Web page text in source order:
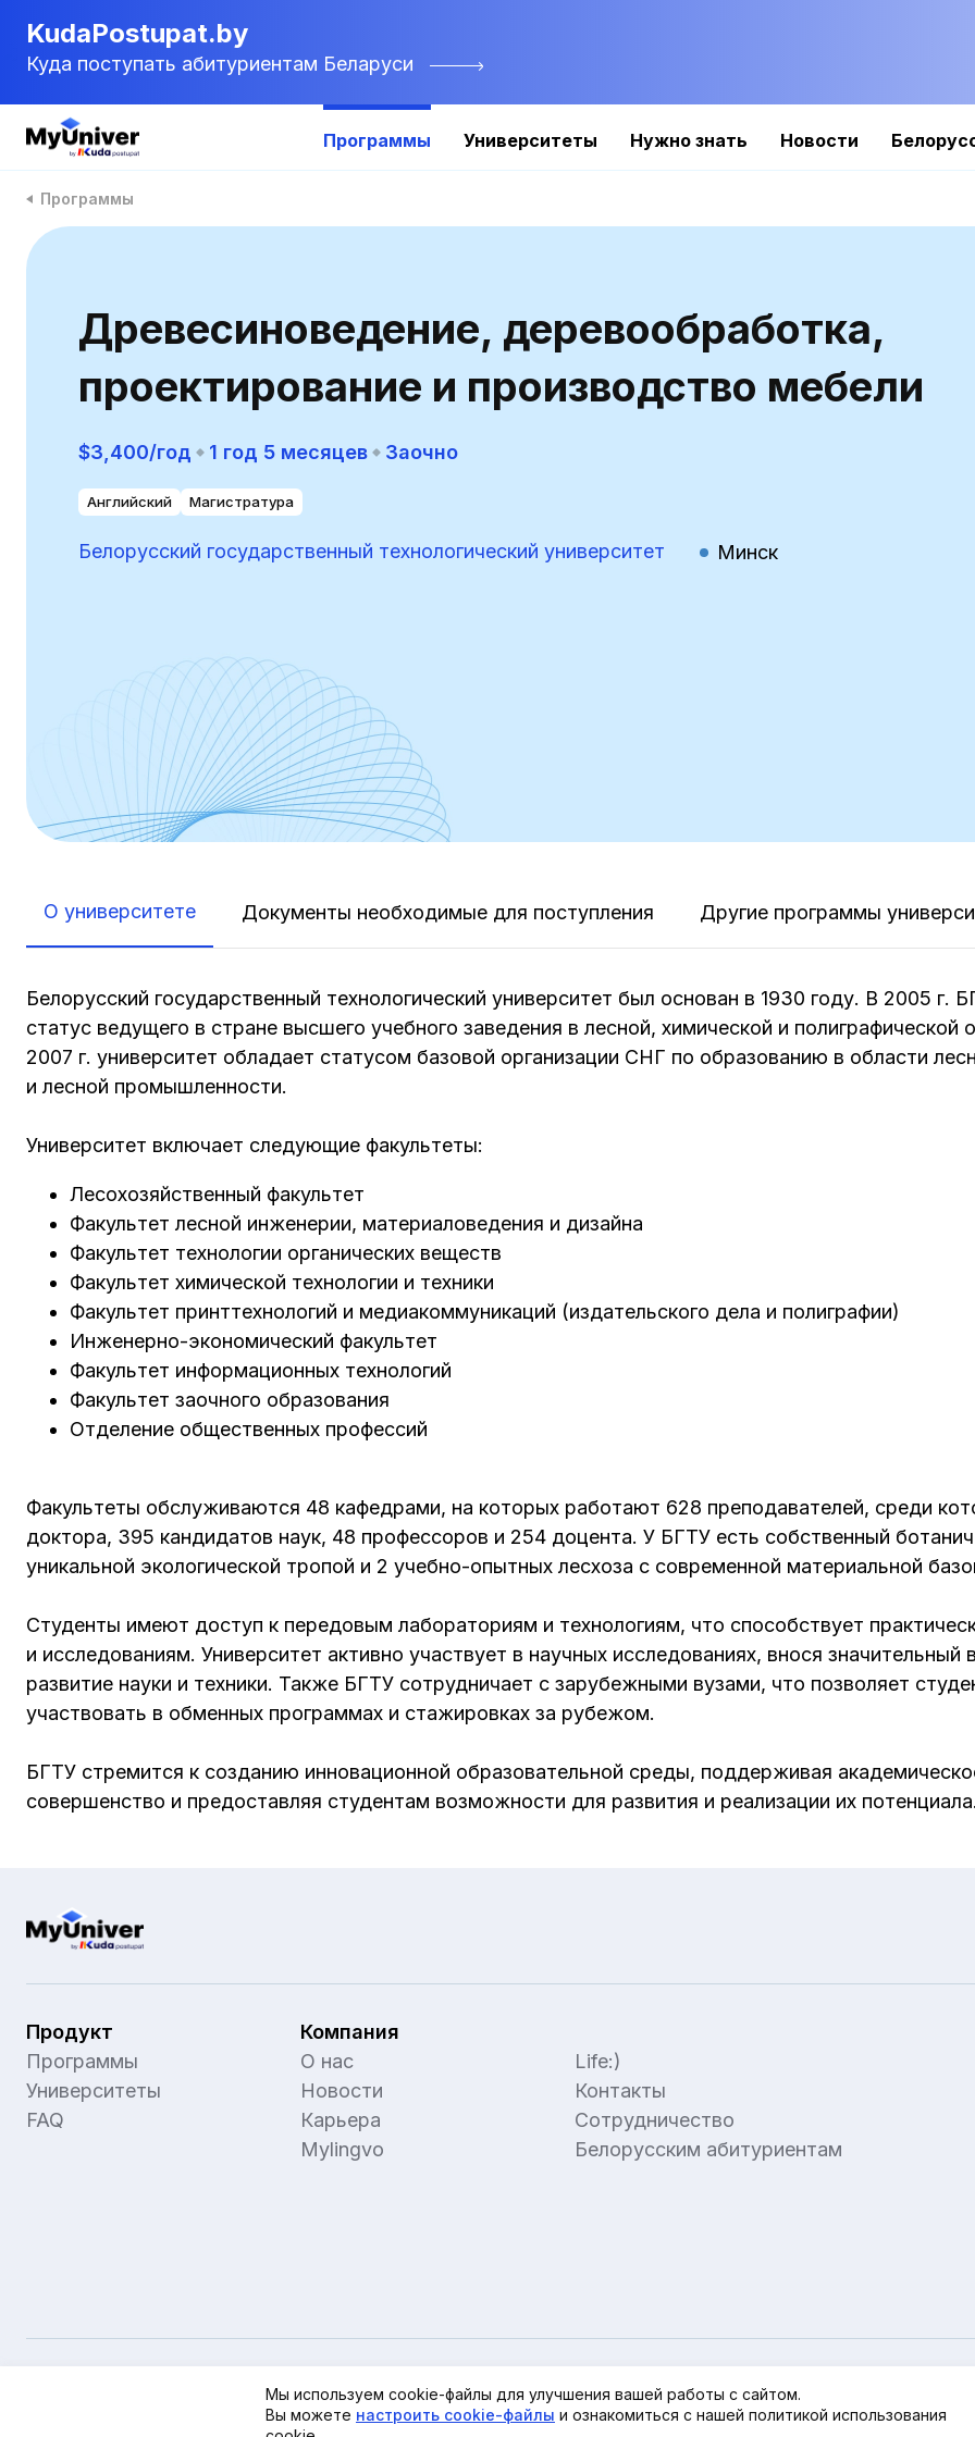
KudaPostupat.by
Куда поступать абитуриентам Беларуси
Программы Университеты Нужно знать Новости
Программы
Древесиноведение, деревообработка,
проектирование и производство мебели
$3,400/год 1 год 5 месяцев Заочно
Английский Магистратура
Белорусский государственный технологический университет Минск
О университете Документы необходимые для поступления Другие программы
Белорусский государственный технологический университет был основан в 1930 году. В 2005 г.
статус ведущего в стране высшего учебного заведения в лесной, химической и полиграфической
2007 г. университет обладает статусом базовой организации СНГ по образованию в области
и лесной промышленности.
Университет включает следующие факультеты:
Лесохозяйственный факультет
Факультет лесной инженерии, материаловедения и дизайна
Факультет технологии органических веществ
Факультет химической технологии и техники
Факультет принттехнологий и медиакоммуникаций (издательского дела и полиграфии)
Инженерно-экономический факультет
Факультет информационных технологий
Факультет заочного образования
Отделение общественных профессий
Факультеты обслуживаются 48 кафедрами, на которых работают 628 преподавателей, среди
доктора, 395 кандидатов наук, 48 профессоров и 254 доцента. У БГТУ есть собственный
уникальной экологической тропой и 2 учебно-опытных лесхоза с современной материальной
Студенты имеют доступ к передовым лабораториям и технологиям, что способствует
и исследованиям. Университет активно участвует в научных исследованиях, внося значительный
развитие науки и техники. Также БГТУ сотрудничает с зарубежными вузами, что позволяет
участвовать в обменных программах и стажировках за рубежом.
БГТУ стремится к созданию инновационной образовательной среды, поддерживая
совершенство и предоставляя студентам возможности для развития и реализации их
Продукт
Программы
Университеты
FAQ
Компания
О нас
Новости
Карьера
Mylingvo
Life:)
Контакты
Сотрудничество
Белорусским абитуриентам
Политика обработки персональных данных
Политика в отношении обработки cookieНастройки cookie
Мы используем cookie-файлы для улучшения вашей работы с сайтом.
Вы можете настроить cookie-файлы и ознакомиться с нашей политикой использования